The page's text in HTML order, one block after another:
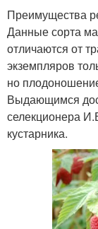
Преимущества
Данные сорта
отличаются от
экземпляров
но
Выдающимся
селекционера
кустарника.